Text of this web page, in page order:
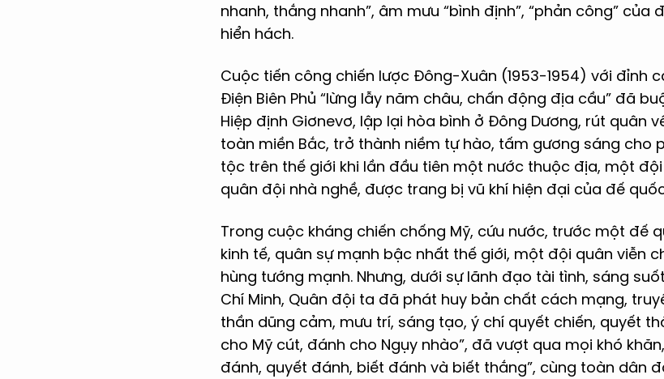
nhanh, thắng nhanh”, âm mưu “bình định”, “phản công” của
hiển hách.
Cuộc tiến công chiến lược Đông-Xuân (1953-1954) với đỉnh
Điện Biên Phủ “lừng lẫy năm châu, chấn động địa cầu” đã
Hiệp định Giơnevơ, lập lại hòa bình ở Đông Dương, rút quân
toàn miền Bắc, trở thành niềm tự hào, tấm gương sáng cho
tộc trên thế giới khi lần đầu tiên một nước thuộc địa, một
quân đội nhà nghề, được trang bị vũ khí hiện đại của đế
Trong cuộc kháng chiến chống Mỹ, cứu nước, trước một đế
kinh tế, quân sự mạnh bậc nhất thế giới, một đội quân viễn
hùng tướng mạnh. Nhưng, dưới sự lãnh đạo tài tình, sáng
Chí Minh, Quân đội ta đã phát huy bản chất cách mạng,
thần dũng cảm, mưu trí, sáng tạo, ý chí quyết chiến, quyết
cho Mỹ cút, đánh cho Ngụy nhào”, đã vượt qua mọi khó
đánh, quyết đánh, biết đánh và biết thắng”, cùng toàn dân